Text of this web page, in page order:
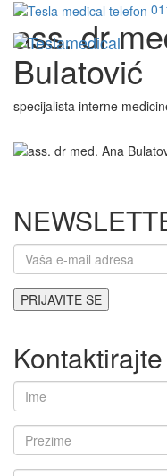
ass. dr
Bulatović
specijalista interne